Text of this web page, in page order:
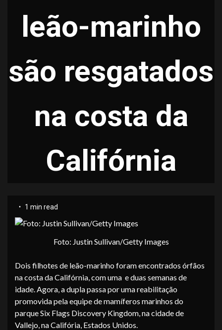
leão-marinho
são resgatados
na costa da
Califórnia
1 min read
Foto: Justin Sullivan/Getty Images
Dois filhotes de leão-marinho foram encontrados órfãos
na costa da Califórnia, com uma e duas semanas de
idade. Agora, a dupla passa por uma reabilitação
promovida pela equipe de mamíferos marinhos do
parque Six Flags Discovery Kingdom, na cidade de
Vallejo, na Califória, Estados Unidos.